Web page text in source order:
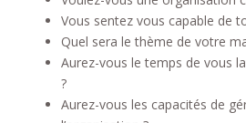
Vous sentez vous capable de
Quel sera le thème de votre
Aurez-vous le temps de vous
?
Aurez-vous les capacités de